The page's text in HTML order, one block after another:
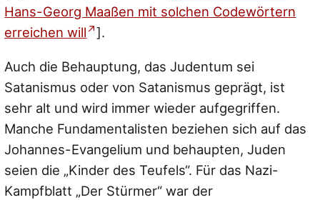
Hans-Georg Maaßen mit solchen Codewörtern
erreichen will
].
Auch die Behauptung, das Judentum sei
Satanismus oder von Satanismus geprägt, ist
sehr alt und wird immer wieder aufgegriffen.
Manche Fundamentalisten beziehen sich auf das
Johannes-Evangelium und behaupten, Juden
seien die „Kinder des Teufels“. Für das Nazi-
Kampfblatt „Der Stürmer“ war der